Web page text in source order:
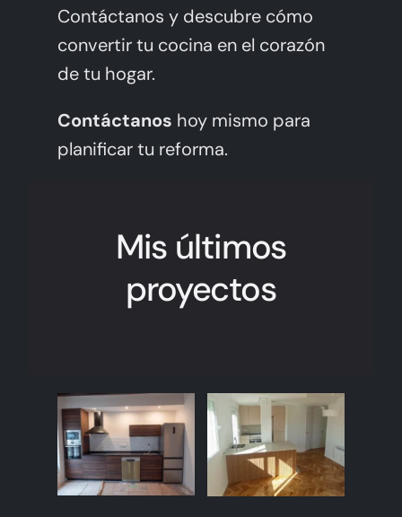
Contáctanos y descubre cómo
convertir tu cocina en el corazón
de tu hogar.
Contáctanos hoy mismo para
planificar tu reforma.
Mis últimos
proyectos